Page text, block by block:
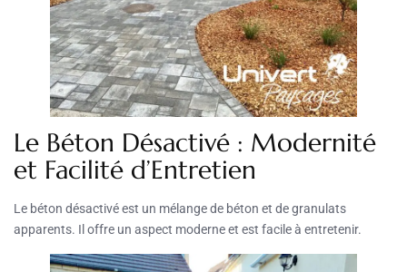
Le Béton Désactivé : Modernité
et Facilité d’Entretien
Le béton désactivé est un mélange de béton et de granulats
apparents. Il offre un aspect moderne et est facile à entretenir.